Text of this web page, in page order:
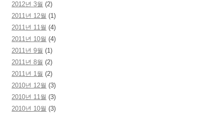
2012년 3월 (2)
2011년 12월 (1)
2011년 11월 (4)
2011년 10월 (4)
2011년 9월 (1)
2011년 8월 (2)
2011년 1월 (2)
2010년 12월 (3)
2010년 11월 (3)
2010년 10월 (3)